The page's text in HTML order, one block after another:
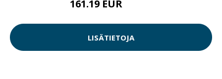
161.19 EUR
LISÄTIETOJA